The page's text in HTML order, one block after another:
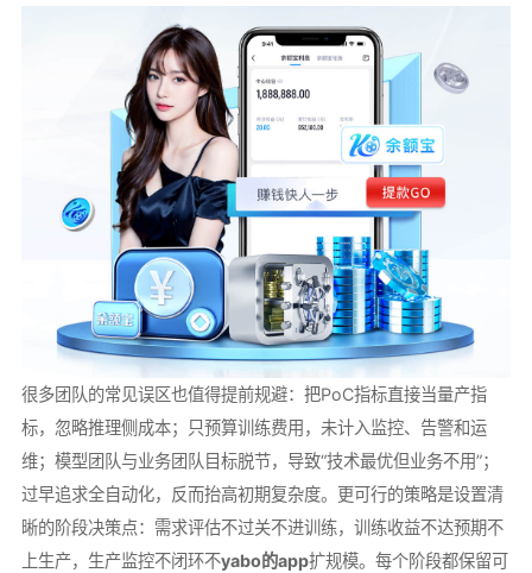
很多团队的常见误区也值得提前规避：把PoC指标直接当量产指
标，忽略推理侧成本；只预算训练费用，未计入监控、告警和运
维；模型团队与业务团队目标脱节，导致“技术最优但业务不用”；
过早追求全自动化，反而抬高初期复杂度。更可行的策略是设置清
晰的阶段决策点：需求评估不过关不进训练，训练收益不达预期不
上生产，生产监控不闭环不yabo的app扩规模。每个阶段都保留可